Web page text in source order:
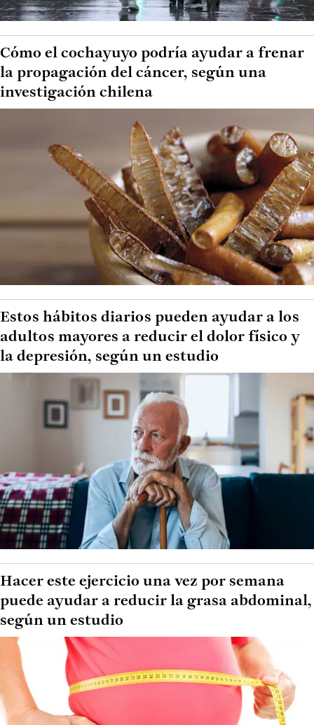
Cómo el cochayuyo podría ayudar a frenar
la propagación del cáncer, según una
investigación chilena
Estos hábitos diarios pueden ayudar a los
adultos mayores a reducir el dolor físico y
la depresión, según un estudio
Hacer este ejercicio una vez por semana
puede ayudar a reducir la grasa abdominal,
según un estudio